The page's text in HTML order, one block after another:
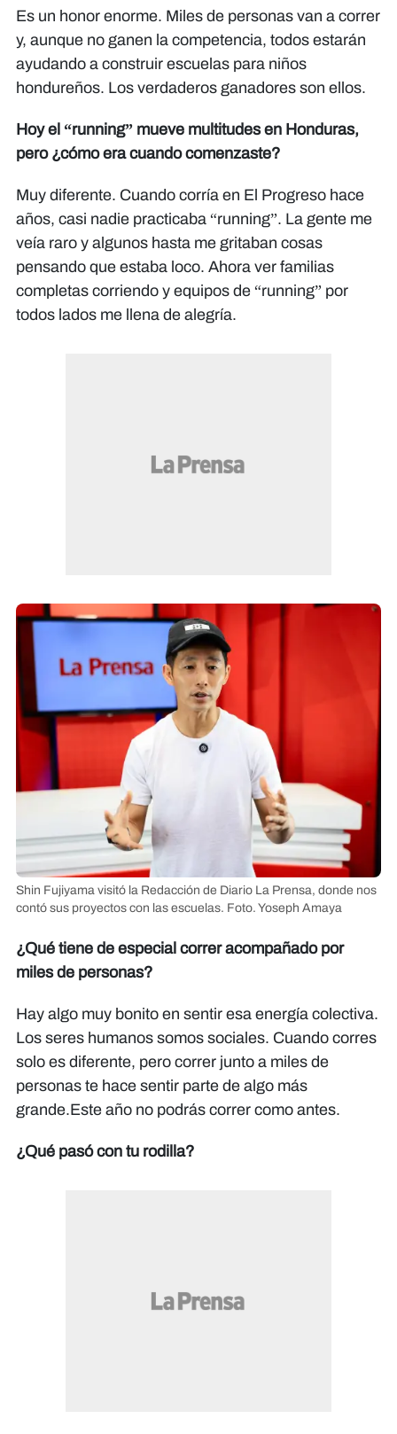
Es un honor enorme. Miles de personas van a correr
y, aunque no ganen la competencia, todos estarán
ayudando a construir escuelas para niños
hondureños. Los verdaderos ganadores son ellos.
Hoy el “running” mueve multitudes en Honduras,
pero ¿cómo era cuando comenzaste?
Muy diferente. Cuando corría en El Progreso hace
años, casi nadie practicaba “running”. La gente me
veía raro y algunos hasta me gritaban cosas
pensando que estaba loco. Ahora ver familias
completas corriendo y equipos de “running” por
todos lados me llena de alegría.
Shin Fujiyama visitó la Redacción de Diario La Prensa, donde nos
contó sus proyectos con las escuelas. Foto. Yoseph Amaya
¿Qué tiene de especial correr acompañado por
miles de personas?
Hay algo muy bonito en sentir esa energía colectiva.
Los seres humanos somos sociales. Cuando corres
solo es diferente, pero correr junto a miles de
personas te hace sentir parte de algo más
grande.Este año no podrás correr como antes.
¿Qué pasó con tu rodilla?